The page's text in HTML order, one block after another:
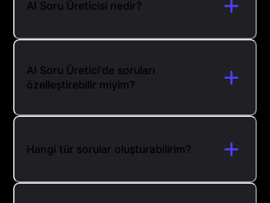
AI Soru Üreticisi nedir?
AI Soru Üretici'de soruları
özelleştirebilir miyim?
Hangi tür sorular oluşturabilirim?